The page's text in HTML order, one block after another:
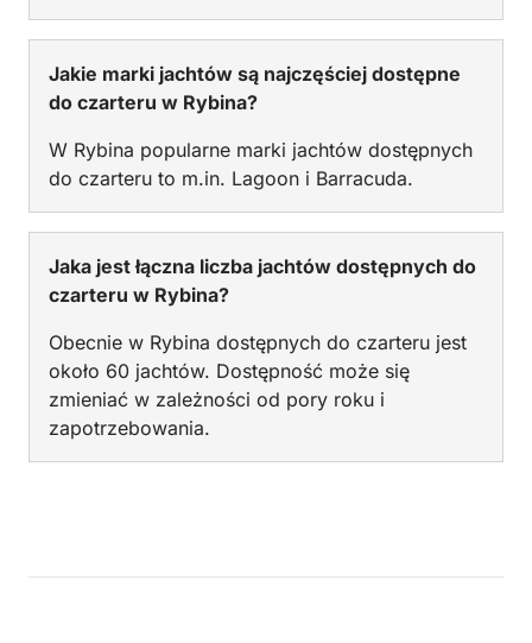
Jakie marki jachtów są najczęściej dostępne
do czarteru w Rybina?
W Rybina popularne marki jachtów dostępnych
do czarteru to m.in. Lagoon i Barracuda.
Jaka jest łączna liczba jachtów dostępnych do
czarteru w Rybina?
Obecnie w Rybina dostępnych do czarteru jest
około 60 jachtów. Dostępność może się
zmieniać w zależności od pory roku i
zapotrzebowania.